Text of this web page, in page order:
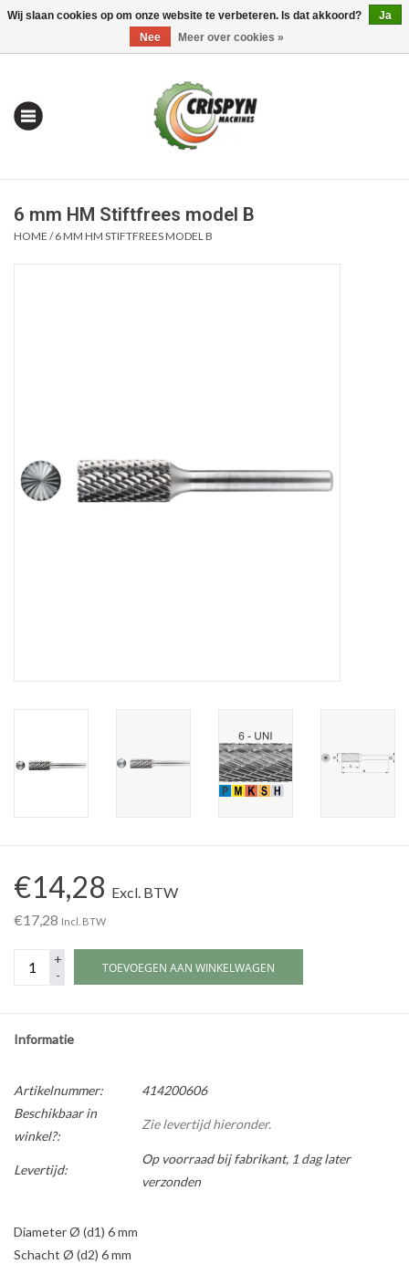
0 Artikelen - €0,00 Mijn account / Registreren
Alles om te Draaien |
Verspaanbaar materiaal |
Machines |
Cadeaubonnen &
Relatiegeschenken |
Onderdelen |
Oliën & Smeermiddelen |
TIPS & KENNIS
6 mm HM Stiftfrees model B
HOME /6 MM HM STIFTFREES MODEL B
€14,28 Excl. BTW
€17,28 Incl. BTW
+
-
TOEVOEGEN AAN WINKELWAGEN
Informatie
Artikelnummer:
414200606
Beschikbaar in
winkel?:
Zie levertijd hieronder.
Levertijd:
Op voorraad bij fabrikant, 1 dag later
verzonden
Diameter Ø (d1) 6 mm
Schacht Ø (d2) 6 mm
Wij slaan cookies op om onze website te verbeteren. Is dat akkoord?
Ja
Nee
Meer over cookies »